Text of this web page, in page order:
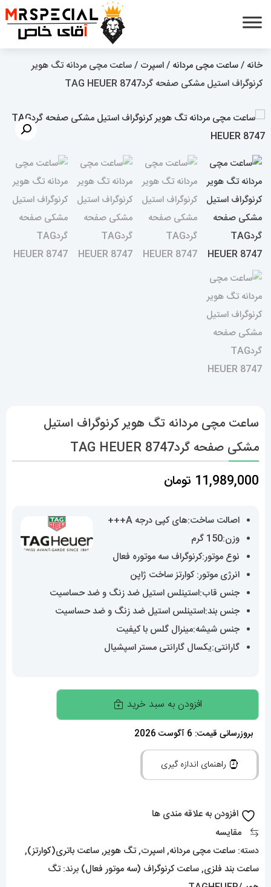
خانه /ساعت مچی مردانه /اسپرت / ساعت مچی مردانه تگ هویر
کرنوگراف استیل مشکی صفحه گردTAG HEUER 8747
ساعت مچی مردانه تگ هویر کرنوگراف استیل
مشکی صفحه گردTAG HEUER 8747
11,989,000 تومان
اصالت ساخت:های کپی درجه A+++
وزن:150 گرم
نوع موتور:کرنوگراف سه موتوره فعال
انرژی موتور: کوارتز ساخت ژاپن
جنس قاب:استینلس استیل ضد زنگ و ضد حساسیت
جنس بند:استینلس استیل ضد زنگ و ضد حساسیت
جنس شیشه:مینرال گلس با کیفیت
گارانتی:یکسال گارانتی مستر اسپشیال
ساعت
مچی
مردانه
تگ
مشکی
HEUER
افزودن به سبد خرید
بروزرسانی قیمت: 6 آگوست 2026
راهنمای اندازه گیری
افزودن به علاقه مندی ها
مقایسه
دسته: ساعت مچی مردانه,اسپرت,تگ هویر,ساعت باتری(کوارتز),
ساعت بند فلزی,ساعت کرنوگراف (سه موتور فعال) برند:تگ